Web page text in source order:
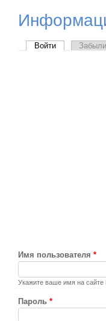
Главные
Войти (активная
Имя пользователя *
Укажите ваше имя на сайте
Пароль *